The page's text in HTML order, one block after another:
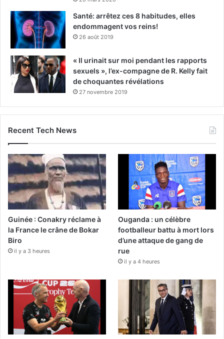
Santé: arrêtez ces 8 habitudes, elles
endommagent vos reins!
26 août 2019
« Il urinait sur moi pendant les rapports
sexuels », l’ex-compagne de R. Kelly fait
de choquantes révélations
27 novembre 2019
Recent Tech News
Guinée : Conakry réclame à
la France le crâne de Bokar
Biro
il y a 3 heures
Ouganda : un célèbre
footballeur battu à mort lors
d’une attaque de gang de
rue
il y a 4 heures